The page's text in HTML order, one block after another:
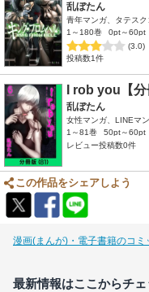
乱ぼたん
青年マンガ、タテスク
1～180巻
0pt～60pt
(3.0)
投稿数1件
I rob you【分
乱ぼたん
女性マンガ、LINEマ
1～81巻
50pt～60pt
レビュー投稿数0件
この作品をシェアしよう
漫画(まんが)・電子書籍のコミ
最新情報はここからチェ